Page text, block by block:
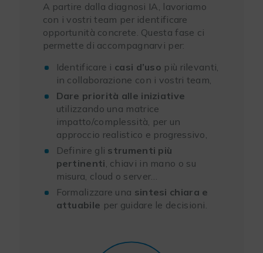
A partire dalla diagnosi IA, lavoriamo
con i vostri team per identificare
opportunità concrete. Questa fase ci
permette di accompagnarvi per:
Identificare i casi d’uso più rilevanti,
in collaborazione con i vostri team,
Dare priorità alle iniziative
utilizzando una matrice
impatto/complessità, per un
approccio realistico e progressivo,
Definire gli strumenti più
pertinenti , chiavi in mano o su
misura, cloud o server…
Formalizzare una sintesi chiara e
attuabile per guidare le decisioni.